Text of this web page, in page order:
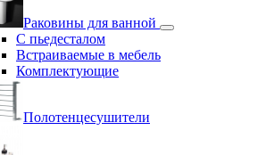
Раковины для ванной
С пьедесталом
Встраиваемые в мебель
Комплектующие
Полотенцесушители